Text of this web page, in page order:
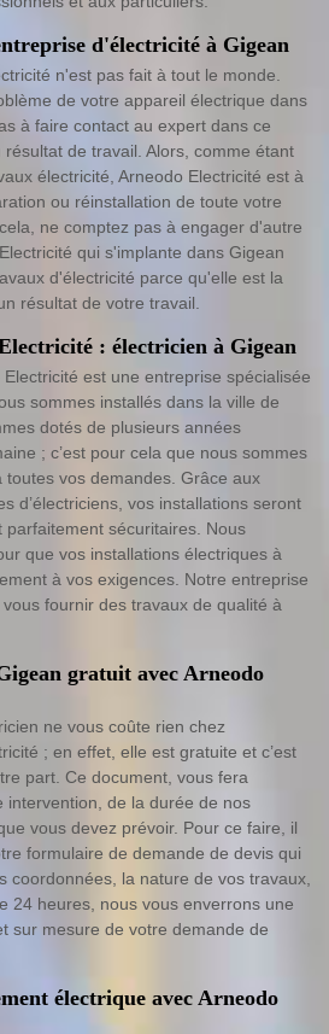
d'électricité à Gigean
n'est pas fait à tout le monde.
de votre appareil électrique dans
à faire contact au expert dans ce
de travail. Alors, comme étant
électricité, Arneodo Electricité est à
ou réinstallation de toute votre
ne comptez pas à engager d'autre
qui s'implante dans Gigean
d'électricité parce qu'elle est la
résultat de votre travail.
: électricien à Gigean
est une entreprise spécialisée
sommes installés dans la ville de
dotés de plusieurs années
; c’est pour cela que nous sommes
vos demandes. Grâce aux
d’électriciens, vos installations seront
sécuritaires. Nous
que vos installations électriques à
à vos exigences. Notre entreprise
fournir des travaux de qualité à
gratuit avec Arneodo
ne vous coûte rien chez
; en effet, elle est gratuite et c’est
part. Ce document, vous fera
intervention, de la durée de nos
vous devez prévoir. Pour ce faire, il
formulaire de demande de devis qui
coordonnées, la nature de vos travaux,
24 heures, nous vous enverrons une
sur mesure de votre demande de
électrique avec Arneodo